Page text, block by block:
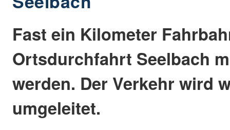
Fast ein Kilometer
Ortsdurchfahrt Seelbach
werden. Der Verkehr wird
umgeleitet.